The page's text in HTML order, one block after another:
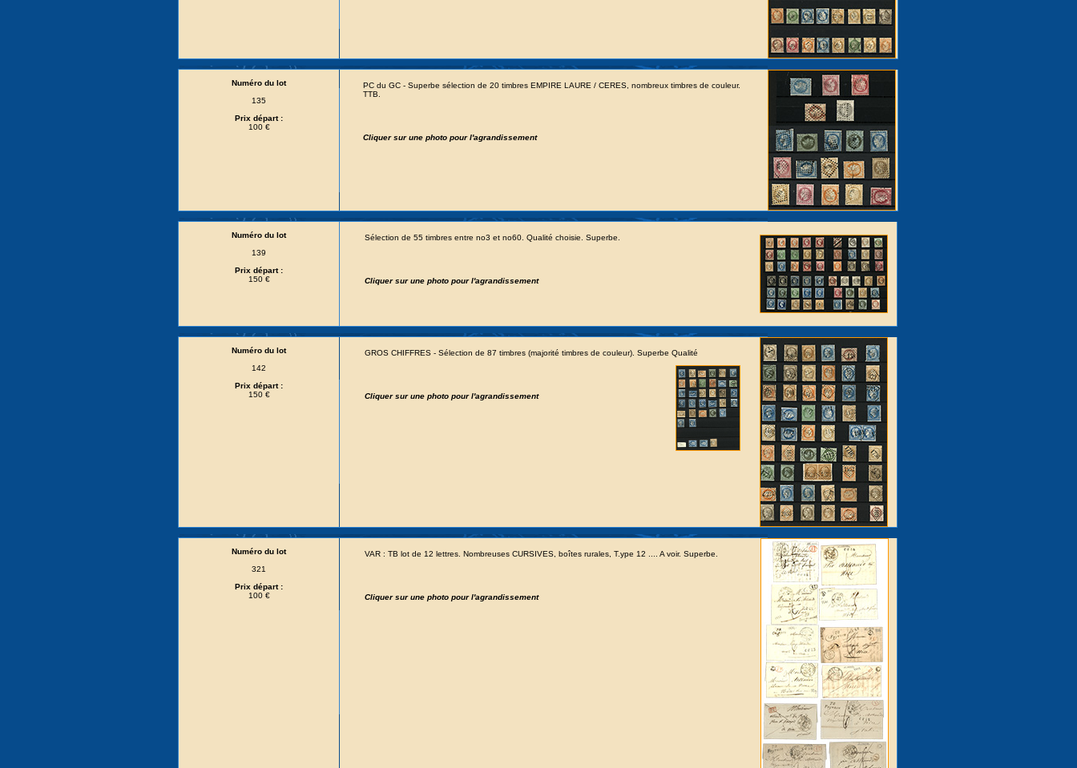
Numéro du lot
135
Prix départ :
100 €
PC du GC - Superbe sélection de 20 timbres EMPIRE LAURE / CERES, nombreux timbres de couleur.
TTB.
Cliquer sur une photo pour l'agrandissement
Numéro du lot
139
Prix départ :
150 €
Sélection de 55 timbres entre no3 et no60. Qualité choisie. Superbe.
Cliquer sur une photo pour l'agrandissement
Numéro du lot
142
Prix départ :
150 €
GROS CHIFFRES - Sélection de 87 timbres (majorité timbres de couleur). Superbe Qualité
Cliquer sur une photo pour l'agrandissement
Numéro du lot
321
Prix départ :
100 €
VAR : TB lot de 12 lettres. Nombreuses CURSIVES, boîtes rurales, T.ype 12 .... A voir. Superbe.
Cliquer sur une photo pour l'agrandissement